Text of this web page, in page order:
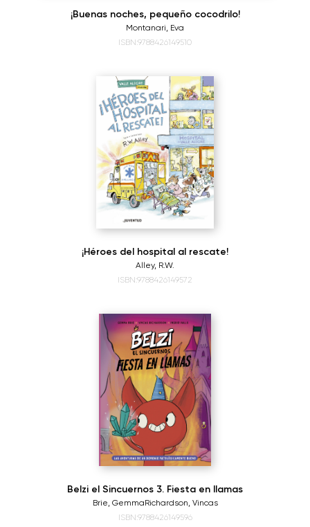
¡Buenas noches, pequeño cocodrilo!
Montanari, Eva
ISBN:9788426149510
¡Héroes del hospital al rescate!
Alley, R.W.
ISBN:9788426149572
Belzi el Sincuernos 3. Fiesta en llamas
Brie, GemmaRichardson, Vincas
ISBN:9788426149596